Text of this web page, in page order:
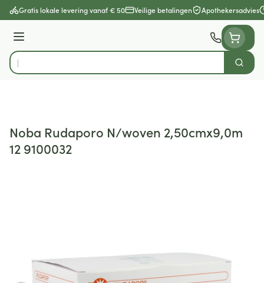
Ga naar de inhoud
Gratis lokale levering vanaf € 50 Veilige betalingen Apothekersadvies
Menu
Product, merk, categorie...
Zoek
Noba Rudaporo N/woven 2,50cmx9,0m
12 9100032